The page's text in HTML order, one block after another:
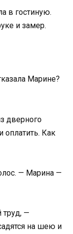
в гостиную.
и замер.
Марине?
дверного
оплатить. Как
— Марина —
труд, —
на шею и